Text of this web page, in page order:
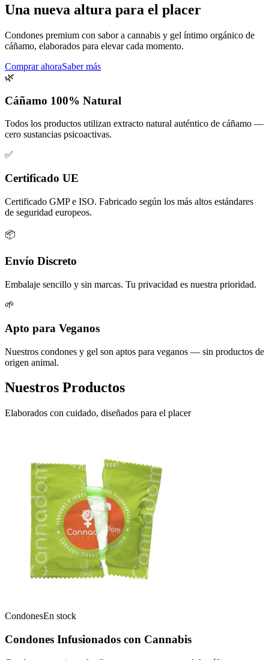
Una nueva altura para el placer
Condones premium con sabor a cannabis y gel íntimo orgánico de
cáñamo, elaborados para elevar cada momento.
Comprar ahoraSaber más
🌿
Cáñamo 100% Natural
Todos los productos utilizan extracto natural auténtico de cáñamo —
cero sustancias psicoactivas.
✅
Certificado UE
Certificado GMP e ISO. Fabricado según los más altos estándares
de seguridad europeos.
📦
Envío Discreto
Embalaje sencillo y sin marcas. Tu privacidad es nuestra prioridad.
🌱
Apto para Veganos
Nuestros condones y gel son aptos para veganos — sin productos de
origen animal.
Nuestros Productos
Elaborados con cuidado, diseñados para el placer
CondonesEn stock
Condones Infusionados con Cannabis